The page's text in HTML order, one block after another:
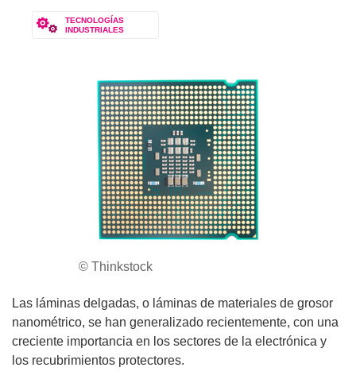
TECNOLOGÍAS
INDUSTRIALES
© Thinkstock
Las láminas delgadas, o láminas de materiales de grosor
nanométrico, se han generalizado recientemente, con una
creciente importancia en los sectores de la electrónica y
los recubrimientos protectores.